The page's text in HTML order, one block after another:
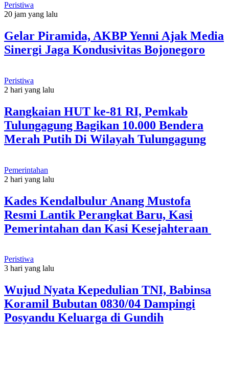
Peristiwa
20 jam yang lalu
Gelar Piramida, AKBP Yenni Ajak Media
Sinergi Jaga Kondusivitas Bojonegoro
Peristiwa
2 hari yang lalu
Rangkaian HUT ke-81 RI, Pemkab
Tulungagung Bagikan 10.000 Bendera
Merah Putih Di Wilayah Tulungagung
Pemerintahan
2 hari yang lalu
Kades Kendalbulur Anang Mustofa
Resmi Lantik Perangkat Baru, Kasi
Pemerintahan dan Kasi Kesejahteraan
Peristiwa
3 hari yang lalu
Wujud Nyata Kepedulian TNI, Babinsa
Koramil Bubutan 0830/04 Dampingi
Posyandu Keluarga di Gundih